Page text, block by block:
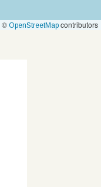
© OpenStreetMap contributors